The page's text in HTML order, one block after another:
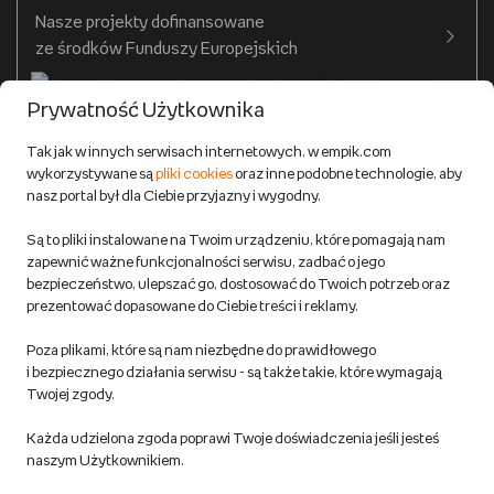
Zwroty
Reklamacje
Regulamin empik.com
Pozostałe Regulaminy Empiku
Polityka prywatności empik.com
produktów niebezpiecznych
Do 100 zł na pierwsze zakupy w aplikacji. Pobierz i
korzystaj z kodów zniżkowych.Dowiedz się więcej
Nasze projekty dofinansowane
ze środków Funduszy Europejskich
Prywatność Użytkownika
Tak jak w innych serwisach internetowych, w empik.com
wykorzystywane sąpliki cookiesoraz inne podobne technologie, aby
nasz portal był dla Ciebie przyjazny i wygodny.
Są to pliki instalowane na Twoim urządzeniu, które pomagają nam
zapewnić ważne funkcjonalności serwisu, zadbać o jego
bezpieczeństwo, ulepszać go, dostosować do Twoich potrzeb oraz
prezentować dopasowane do Ciebie treści i reklamy.
Poza plikami, które są nam niezbędne do prawidłowego
i bezpiecznego działania serwisu - są także takie, które wymagają
Twojej zgody.
Każda udzielona zgoda poprawi Twoje doświadczenia jeśli jesteś
naszym Użytkownikiem.